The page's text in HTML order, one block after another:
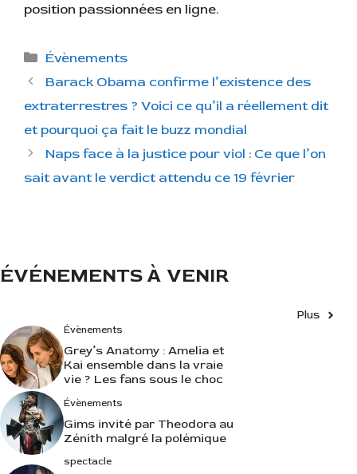
position passionnées en ligne.
C
a
é
g
o
r
Évènements
Barack Obama confirme l’existence des
extraterrestres ? Voici ce qu’il a réellement dit
et pourquoi ça fait le buzz mondial
Naps face à la justice pour viol : Ce que l’on
sait avant le verdict attendu ce 19 février
ÉVÉNEMENTS À VENIR
Plus
Évènements
Grey’s Anatomy : Amelia et
Kai ensemble dans la vraie
vie ? Les fans sous le choc
Évènements
Gims invité par Theodora au
Zénith malgré la polémique
spectacle